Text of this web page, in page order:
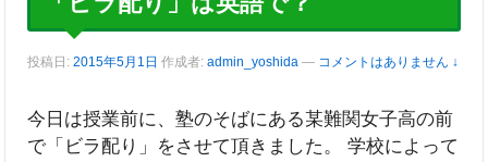
投稿日: 2015年5月1日 作成者: admin_yoshida — コメントはありません ↓
今日は授業前に、塾のそばにある某難関女子高の前
で「ビラ配り」をさせて頂きました。 学校によって